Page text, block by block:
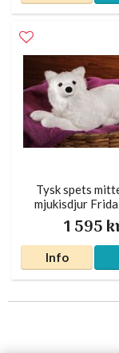
Tysk spets
mjukisdjur
Kösen
1 595
Info